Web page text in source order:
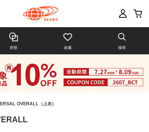
穿搭 收藏 搜尋
OVERALL（上衣）